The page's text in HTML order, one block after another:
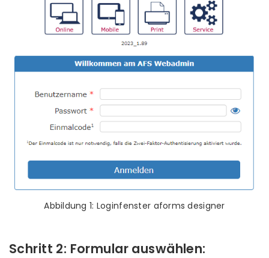
Abbildung 1: Loginfenster aforms designer
Schritt 2: Formular auswählen: